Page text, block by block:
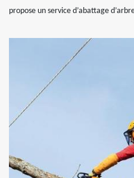
propose un service d’abattage